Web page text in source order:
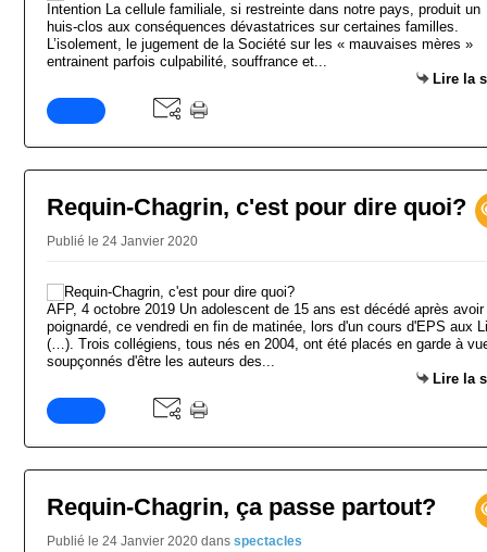
Intention La cellule familiale, si restreinte dans notre pays, produit un
huis-clos aux conséquences dévastatrices sur certaines familles.
L’isolement, le jugement de la Société sur les « mauvaises mères »
entrainent parfois culpabilité, souffrance et...
Lire la
Requin-Chagrin, c'est pour dire quoi?
Publié le 24 Janvier 2020
AFP, 4 octobre 2019 Un adolescent de 15 ans est décédé après avoir
poignardé, ce vendredi en fin de matinée, lors d'un cours d'EPS aux
(…). Trois collégiens, tous nés en 2004, ont été placés en garde à
soupçonnés d'être les auteurs des...
Lire la
Requin-Chagrin, ça passe partout?
Publié le 24 Janvier 2020 dans spectacles